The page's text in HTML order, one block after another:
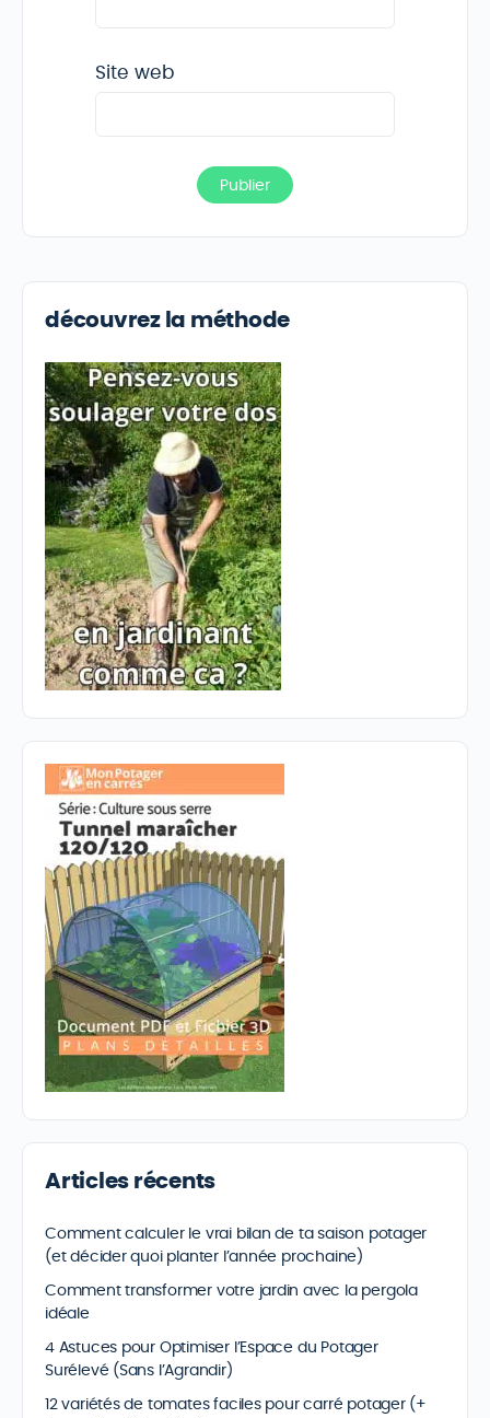
Site web
découvrez la méthode
Articles récents
Comment calculer le vrai bilan de ta saison potager
(et décider quoi planter l’année prochaine)
Comment transformer votre jardin avec la pergola
idéale
4 Astuces pour Optimiser l’Espace du Potager
Surélevé (Sans l’Agrandir)
12 variétés de tomates faciles pour carré potager (+